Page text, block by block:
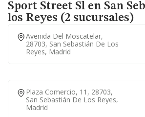
Sport Street Sl en San
los Reyes (2 sucursales)
Avenida Del Moscatelar,
28703, San Sebastián De Los
Reyes, Madrid
Plaza Comercio, 11, 28703,
San Sebastián De Los Reyes,
Madrid